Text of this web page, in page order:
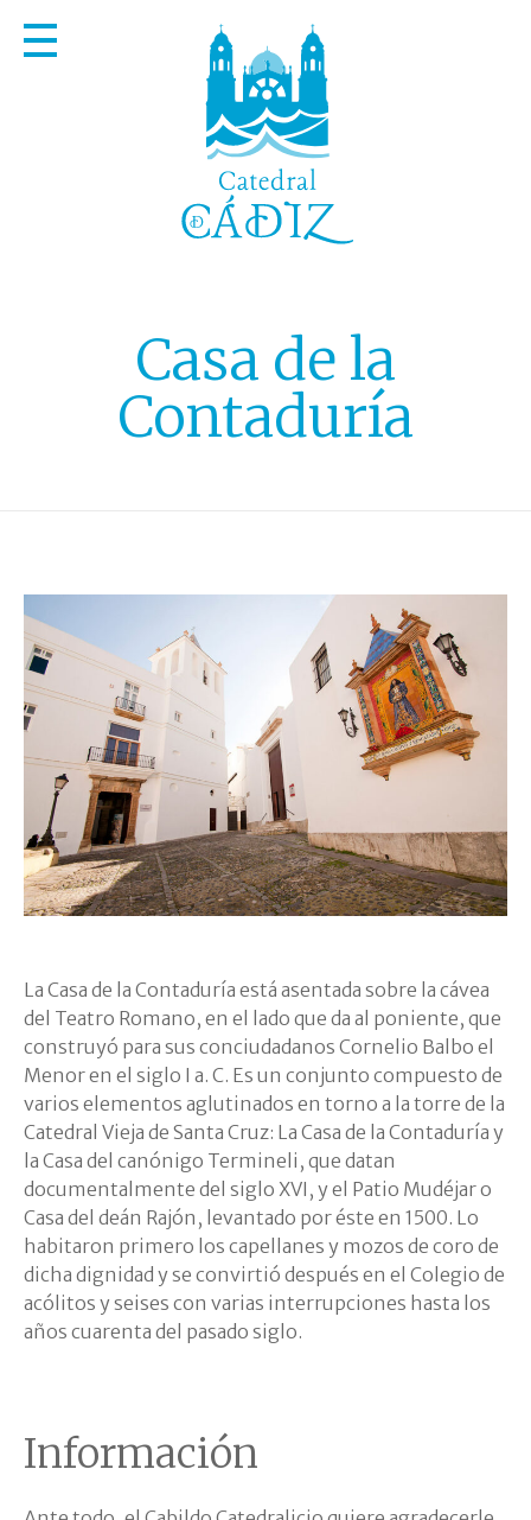
Casa de la
Contaduría
La Casa de la Contaduría está asentada sobre la cávea
del Teatro Romano, en el lado que da al poniente, que
construyó para sus conciudadanos Cornelio Balbo el
Menor en el siglo I a. C. Es un conjunto compuesto de
varios elementos aglutinados en torno a la torre de la
Catedral Vieja de Santa Cruz: La Casa de la Contaduría y
la Casa del canónigo Termineli, que datan
documentalmente del siglo XVI, y el Patio Mudéjar o
Casa del deán Rajón, levantado por éste en 1500. Lo
habitaron primero los capellanes y mozos de coro de
dicha dignidad y se convirtió después en el Colegio de
acólitos y seises con varias interrupciones hasta los
años cuarenta del pasado siglo.
Información